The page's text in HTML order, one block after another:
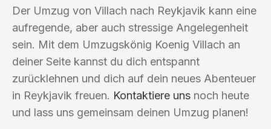
Der Umzug von Villach nach Reykjavik kann eine
aufregende, aber auch stressige Angelegenheit
sein. Mit dem Umzugskönig Koenig Villach an
deiner Seite kannst du dich entspannt
zurücklehnen und dich auf dein neues Abenteuer
in Reykjavik freuen. Kontaktiere uns noch heute
und lass uns gemeinsam deinen Umzug planen!